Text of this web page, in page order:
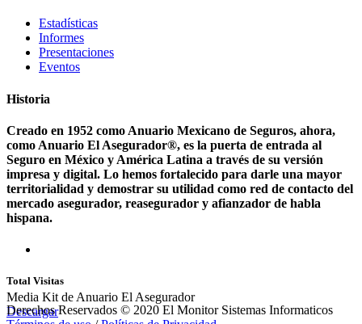
Estadísticas
Informes
Presentaciones
Eventos
Historia
Creado en 1952 como Anuario Mexicano de Seguros, ahora,
como Anuario El Asegurador®, es la puerta de entrada al
Seguro en México y América Latina a través de su versión
impresa y digital. Lo hemos fortalecido para darle una mayor
territorialidad y demostrar su utilidad como red de contacto del
mercado asegurador, reasegurador y afianzador de habla
hispana.
Total Visitas
Media Kit de Anuario El Asegurador
Descargar
Derechos Reservados © 2020 El Monitor Sistemas Informaticos